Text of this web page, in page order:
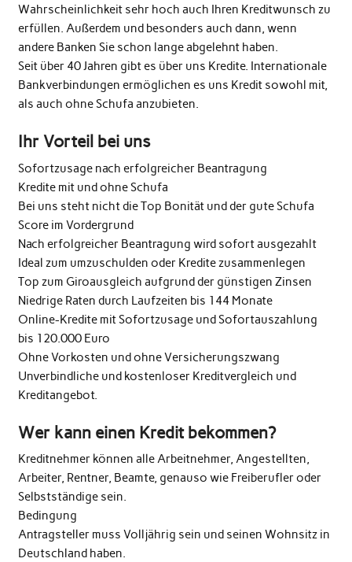
Wahrscheinlichkeit sehr hoch auch Ihren Kreditwunsch zu
erfüllen. Außerdem und besonders auch dann, wenn
andere Banken Sie schon lange abgelehnt haben.
Seit über 40 Jahren gibt es über uns Kredite. Internationale
Bankverbindungen ermöglichen es uns Kredit sowohl mit,
als auch ohne Schufa anzubieten.
Ihr Vorteil bei uns
Sofortzusage nach erfolgreicher Beantragung
Kredite mit und ohne Schufa
Bei uns steht nicht die Top Bonität und der gute Schufa
Score im Vordergrund
Nach erfolgreicher Beantragung wird sofort ausgezahlt
Ideal zum umzuschulden oder Kredite zusammenlegen
Top zum Giroausgleich aufgrund der günstigen Zinsen
Niedrige Raten durch Laufzeiten bis 144 Monate
Online-Kredite mit Sofortzusage und Sofortauszahlung
bis 120.000 Euro
Ohne Vorkosten und ohne Versicherungszwang
Unverbindliche und kostenloser Kreditvergleich und
Kreditangebot.
Wer kann einen Kredit bekommen?
Kreditnehmer können alle Arbeitnehmer, Angestellten,
Arbeiter, Rentner, Beamte, genauso wie Freiberufler oder
Selbstständige sein.
Bedingung
Antragsteller muss Volljährig sein und seinen Wohnsitz in
Deutschland haben.